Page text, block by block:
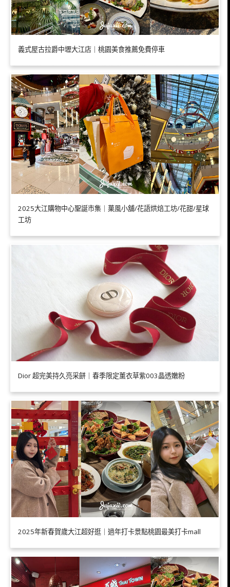
義式屋古拉爵中壢大江店｜桃園美食推薦免費停車
2025大江購物中心聖誕市集｜菓風小舖/花語烘焙工坊/花甜/星球
工坊
Dior 超完美持久亮采餅｜春季限定薰衣草紫003晶透嫩粉
2025年新春賀歲大江超好逛｜過年打卡景點桃園最美打卡mall